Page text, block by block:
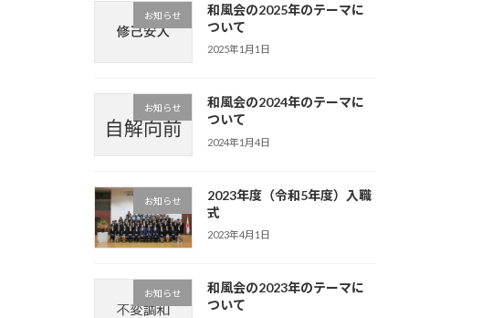
お知らせ
和風会の2025年のテーマに
ついて
2025年1月1日
お知らせ
和風会の2024年のテーマに
ついて
2024年1月4日
お知らせ
2023年度（令和5年度）入職
式
2023年4月1日
お知らせ
和風会の2023年のテーマに
ついて